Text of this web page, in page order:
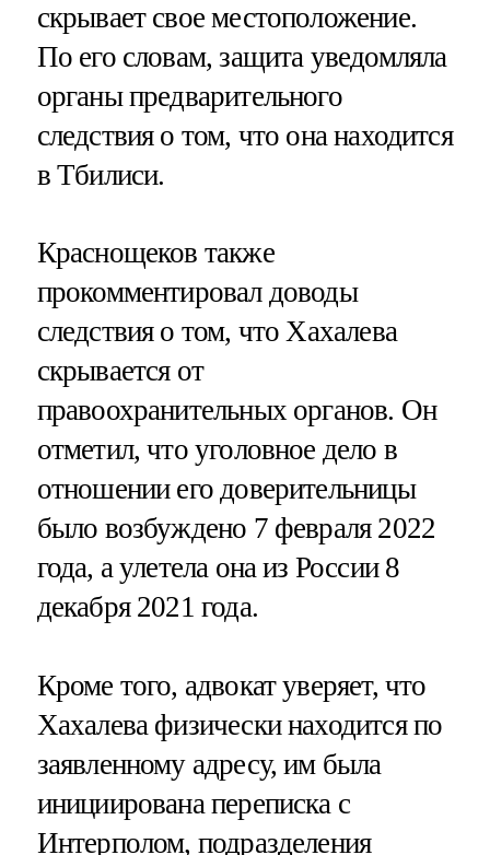
скрывает свое местоположение.
По его словам, защита уведомляла
органы предварительного
следствия о том, что она находится
в Тбилиси.
Краснощеков также
прокомментировал доводы
следствия о том, что Хахалева
скрывается от
правоохранительных органов. Он
отметил, что уголовное дело в
отношении его доверительницы
было возбуждено 7 февраля 2022
года, а улетела она из России 8
декабря 2021 года.
Кроме того, адвокат уверяет, что
Хахалева физически находится по
заявленному адресу, им была
инициирована переписка с
Интерполом, подразделения